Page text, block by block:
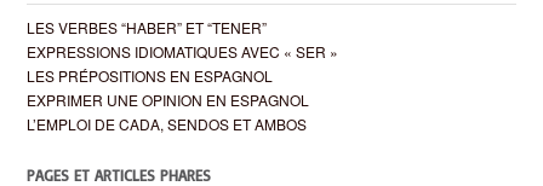
LES VERBES “HABER” ET “TENER”
EXPRESSIONS IDIOMATIQUES AVEC « SER »
LES PRÉPOSITIONS EN ESPAGNOL
EXPRIMER UNE OPINION EN ESPAGNOL
L’EMPLOI DE CADA, SENDOS ET AMBOS
PAGES ET ARTICLES PHARES